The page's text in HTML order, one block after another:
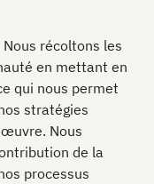
Nous récoltons les
en mettant en
qui nous permet
stratégies
œuvre. Nous
de la
processus